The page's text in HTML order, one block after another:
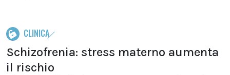
CLINICA
Schizofrenia: stress materno aumenta
il rischio